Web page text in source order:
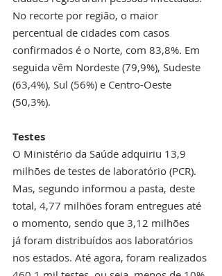
No recorte por região, o maior
percentual de cidades com casos
confirmados é o Norte, com 83,8%. Em
seguida vêm Nordeste (79,9%), Sudeste
(63,4%), Sul (56%) e Centro-Oeste
(50,3%).
Testes
O Ministério da Saúde adquiriu 13,9
milhões de testes de laboratório (PCR).
Mas, segundo informou a pasta, deste
total, 4,77 milhões foram entregues até
o momento, sendo que 3,12 milhões
já foram distribuídos aos laboratórios
nos estados. Até agora, foram realizados